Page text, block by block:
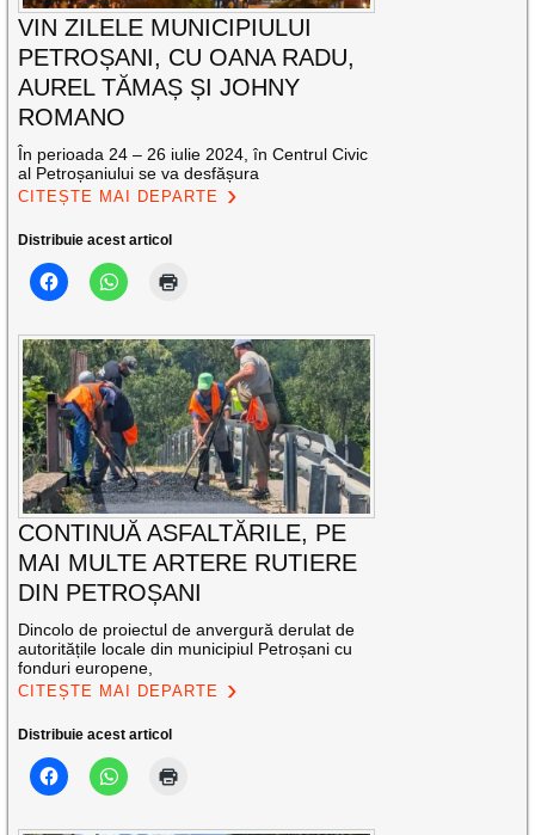
VIN ZILELE MUNICIPIULUI
PETROȘANI, CU OANA RADU,
AUREL TĂMAȘ ȘI JOHNY
ROMANO
În perioada 24 – 26 iulie 2024, în Centrul Civic
al Petroșaniului se va desfășura
CITEȘTE MAI DEPARTE
Distribuie acest articol
CONTINUĂ ASFALTĂRILE, PE
MAI MULTE ARTERE RUTIERE
DIN PETROȘANI
Dincolo de proiectul de anvergură derulat de
autoritățile locale din municipiul Petroșani cu
fonduri europene,
CITEȘTE MAI DEPARTE
Distribuie acest articol